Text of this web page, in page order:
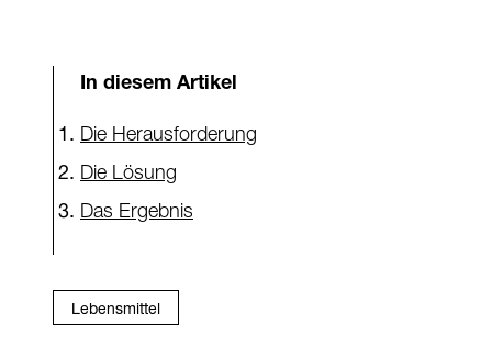
In diesem Artikel
Die Herausforderung
Die Lösung
Das Ergebnis
Lebensmittel